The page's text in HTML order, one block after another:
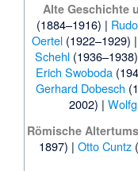
Alte Geschichte
(1884–1916) |
Oertel (1922–1929)
Schehl
Erich Swoboda
Gerhard Dobesch
2002) |
Römische
1897) | Otto Cuntz